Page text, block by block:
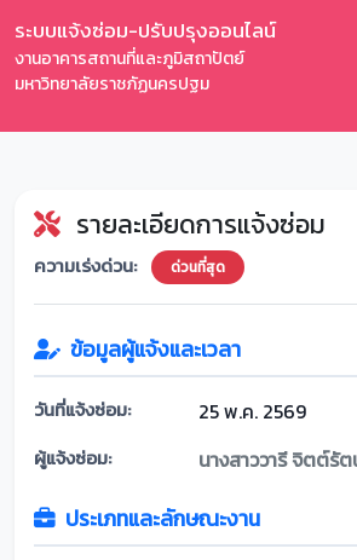
ระบบแจ้งซ่อม-ปรับปรุงออนไลน์
งานอาคารสถานที่และภูมิสถาปัตย์
มหาวิทยาลัยราชภัฏนครปฐม
รายละเอียดการแจ้งซ่อม
ความเร่งด่วน: ด่วนที่สุด
ข้อมูลผู้แจ้งและเวลา
วันที่แจ้งซ่อม: 25 พ.ค. 2569
ผู้แจ้งซ่อม: นางสาววารี จิตต์รั
ประเภทและลักษณะงาน